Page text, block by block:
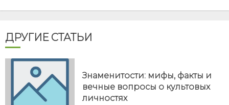
ДРУГИЕ СТАТЬИ
Знаменитости: мифы, факты и
вечные вопросы о культовых
личностях